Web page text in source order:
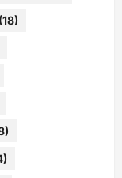
(18)